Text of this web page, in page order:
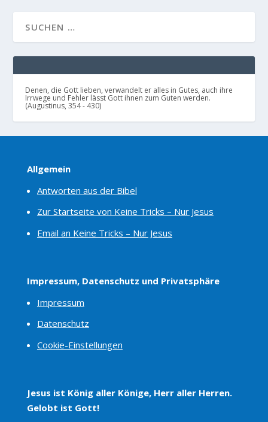
Denen, die Gott lieben, verwandelt er alles in Gutes, auch ihre
Irrwege und Fehler lässt Gott ihnen zum Guten werden.
(Augustinus, 354 - 430)
Allgemein
Antworten aus der Bibel
Zur Startseite von Keine Tricks – Nur Jesus
Email an Keine Tricks – Nur Jesus
Impressum, Datenschutz und Privatsphäre
Impressum
Datenschutz
Cookie-Einstellungen
Jesus ist König aller Könige, Herr aller Herren.
Gelobt ist Gott!